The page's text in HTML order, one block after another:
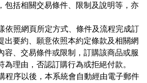
包括相關交易條件、限制及說明等，亦
依照網頁所定方式、條件及流程完成訂
出要約、願意依照本約定條款及相關網
容、交易條件或限制，訂購該商品或服
為理由，否認訂購行為或拒絕付款。
程序以後，本系統會自動經由電子郵件